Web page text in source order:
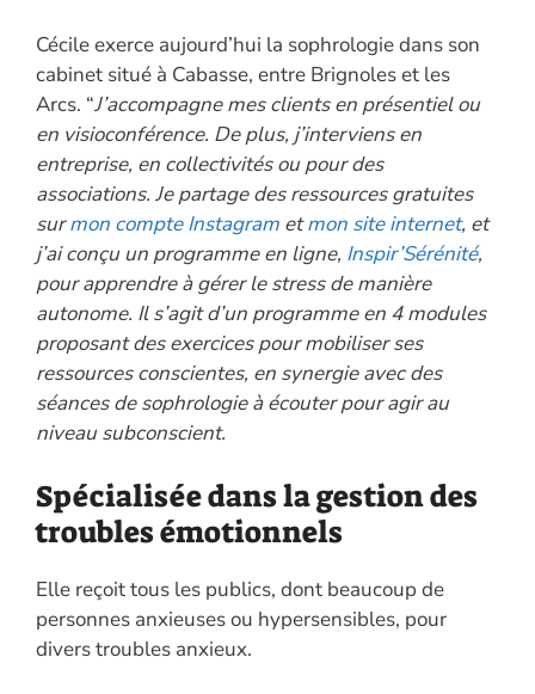
Cécile exerce aujourd’hui la sophrologie dans son
cabinet situé à Cabasse, entre Brignoles et les
Arcs. “J’accompagne mes clients en présentiel ou
en visioconférence. De plus, j’interviens en
entreprise, en collectivités ou pour des
associations. Je partage des ressources gratuites
surmon compte Instagram etmon site internet, et
j’ai conçu un programme en ligne, Inspir’Sérénité,
pour apprendre à gérer le stress de manière
autonome. Il s’agit d’un programme en 4 modules
proposant des exercices pour mobiliser ses
ressources conscientes, en synergie avec des
séances de sophrologie à écouter pour agir au
niveau subconscient.
Spécialisée dans la gestion des
troubles émotionnels
Elle reçoit tous les publics, dont beaucoup de
personnes anxieuses ou hypersensibles, pour
divers troubles anxieux.